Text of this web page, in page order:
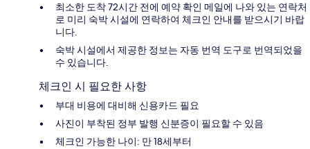
최소한 도착 72시간 전에 예약 확인 메일에 나와 있는 연락처
로 미리 숙박 시설에 연락하여 체크인 안내를 받으시기 바랍
니다.
숙박 시설에서 제공한 정보는 자동 번역 도구로 번역되었을
수 있습니다.
체크인 시 필요한 사항
부대 비용에 대비해 신용카드 필요
사진이 부착된 정부 발행 신분증이 필요할 수 있음
체크인 가능한 나이: 만 18세부터